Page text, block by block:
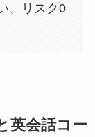
、リスク0
英会話コー